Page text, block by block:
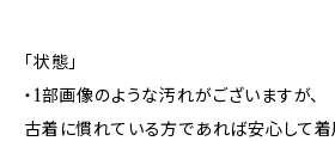
「状態」
・1部画像のような汚れがございますが、
古着に慣れている方であれば安心して